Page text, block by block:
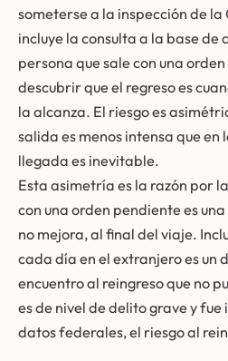
someterse a la inspección de la
incluye la consulta a la base de
persona que sale con una
descubrir que el regreso es
la alcanza. El riesgo es
salida es menos intensa que en
llegada es inevitable.
Esta asimetría es la razón por
con una orden pendiente es
no mejora, al final del viaje.
cada día en el extranjero es un
encuentro al reingreso que no
es de nivel de delito grave y fue
datos federales, el riesgo al